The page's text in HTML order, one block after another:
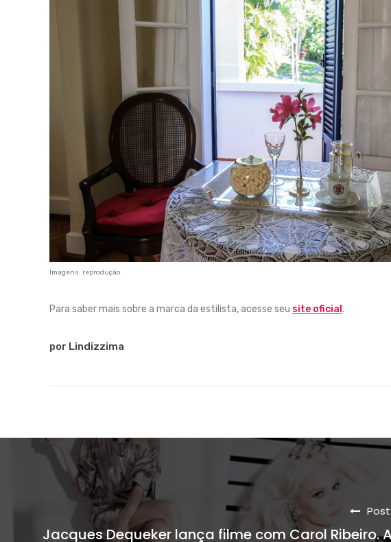
Imagens: reprodução
Para saber mais sobre a marca da estilista, acesse seu site oficial .
por Lindizzima
Jacques Dequeker lança filme com Carol Ribeiro.